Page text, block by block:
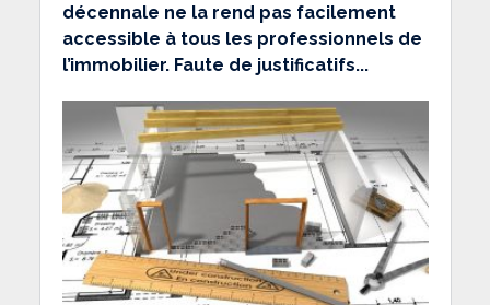
décennale ne la rend pas facilement
accessible à tous les professionnels de
l’immobilier. Faute de justificatifs...